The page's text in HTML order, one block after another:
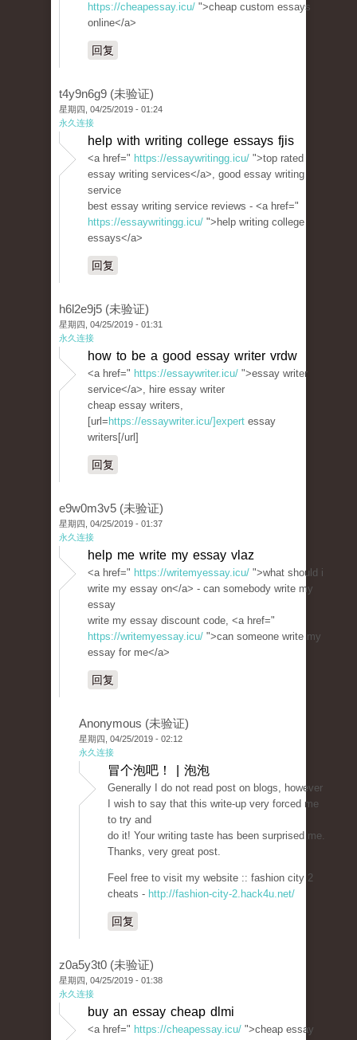
https://cheapessay.icu/ ">cheap custom essays
online</a>
回复
t4y9n6g9 (未验证)
星期四, 04/25/2019 - 01:24
永久连接
help with writing college essays fjis
<a href=" https://essaywritingg.icu/ ">top rated
essay writing services</a>, good essay writing
service
best essay writing service reviews - <a href="
https://essaywritingg.icu/ ">help writing college
essays</a>
回复
h6l2e9j5 (未验证)
星期四, 04/25/2019 - 01:31
永久连接
how to be a good essay writer vrdw
<a href=" https://essaywriter.icu/ ">essay writer
service</a>, hire essay writer
cheap essay writers,
[url= https://essaywriter.icu/]expert essay
writers[/url]
回复
e9w0m3v5 (未验证)
星期四, 04/25/2019 - 01:37
永久连接
help me write my essay vlaz
<a href=" https://writemyessay.icu/ ">what should i
write my essay on</a> - can somebody write my
essay
write my essay discount code, <a href="
https://writemyessay.icu/ ">can someone write my
essay for me</a>
回复
Anonymous (未验证)
星期四, 04/25/2019 - 02:12
永久连接
冒个泡吧！ | 泡泡
Generally I do not read post on blogs, however
I wish to say that this write-up very forced me
to try and
do it! Your writing taste has been surprised me.
Thanks, very great post.
Feel free to visit my website :: fashion city 2
cheats - http://fashion-city-2.hack4u.net/
回复
z0a5y3t0 (未验证)
星期四, 04/25/2019 - 01:38
永久连接
buy an essay cheap dlmi
<a href=" https://cheapessay.icu/ ">cheap essay